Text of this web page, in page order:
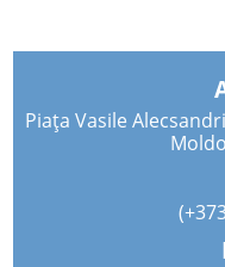
Piața Vasile